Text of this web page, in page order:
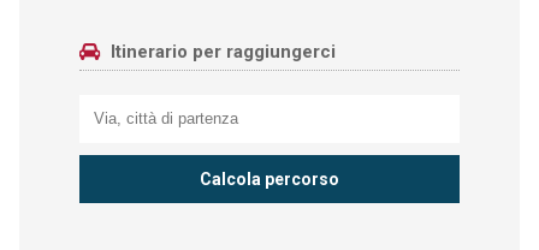
Itinerario per raggiungerci